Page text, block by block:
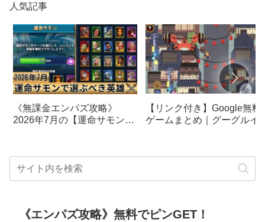
人気記事
《無課金エンパズ攻略》
2026年7月の【運命サモン】
【リンク付き】Google無料
ゲームまとめ｜グーグルイ
クetc…
《エンパズ攻略》無料でピンGET！